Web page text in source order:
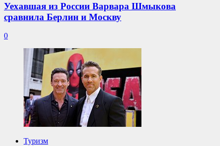
Уехавшая из России Варвара Шмыкова
сравнила Берлин и Москву
0
Туризм